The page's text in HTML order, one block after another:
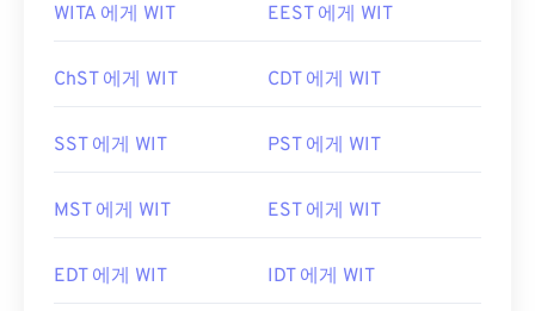
WITA 에게 WIT EEST 에게 WIT
ChST 에게 WIT CDT 에게 WIT
SST 에게 WIT PST 에게 WIT
MST 에게 WIT EST 에게 WIT
EDT 에게 WIT IDT 에게 WIT